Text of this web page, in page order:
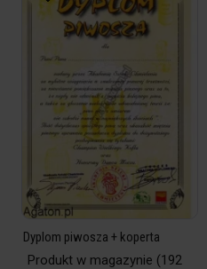
Dyplom piwosza + koperta
Produkt w magazynie (192